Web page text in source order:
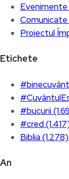
Evenimente
Comunicate
Proiectul
Etichete
#bucurii
#cred
Biblia (1.278)
An